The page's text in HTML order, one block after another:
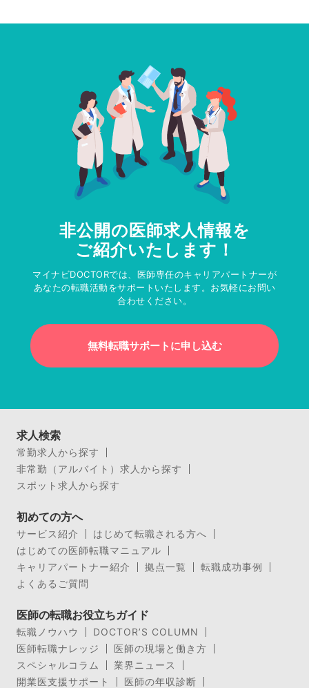
非公開の医師求人情報を
ご紹介いたします！
マイナビDOCTORでは、医師専任のキャリアパートナーが
あなたの転職活動をサポートいたします。お気軽にお問い
合わせください。
無料転職サポートに申し込む
求人検索
常勤求人から探す
非常勤（アルバイト）求人から探す
スポット求人から探す
初めての方へ
サービス紹介
はじめて転職される方へ
はじめての医師転職マニュアル
キャリアパートナー紹介
拠点一覧
転職成功事例
よくあるご質問
医師の転職お役立ちガイド
転職ノウハウ
DOCTOR’S COLUMN
医師転職ナレッジ
医師の現場と働き方
スペシャルコラム
業界ニュース
開業医支援サポート
医師の年収診断